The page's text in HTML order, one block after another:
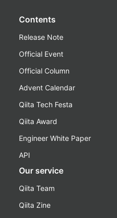
Contents
Release Note
Official Event
Official Column
Advent Calendar
Qiita Tech Festa
Qiita Award
Engineer White Paper
API
Our service
Qiita Team
Qiita Zine